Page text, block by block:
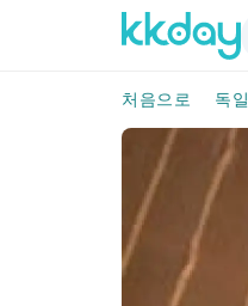
처음으로 독일